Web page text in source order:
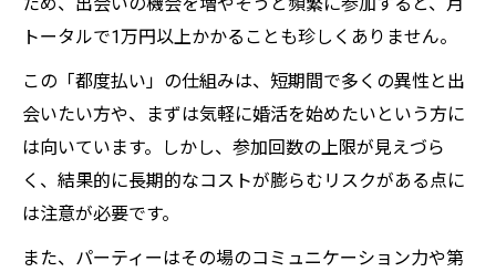
トータルで1万円以上かかることも珍しくありません。
この「都度払い」の仕組みは、短期間で多くの異性と出
会いたい方や、まずは気軽に婚活を始めたいという方に
は向いています。しかし、参加回数の上限が見えづら
く、結果的に長期的なコストが膨らむリスクがある点に
は注意が必要です。
また、パーティーはその場のコミュニケーション力や第